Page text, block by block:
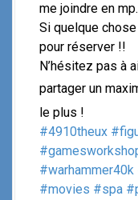
me joindre en mp.
Si quelque
pour réserver !!
N’hésitez pas à
partager un
le plus !
#4910theux
#warhammer40k
#movies #spa